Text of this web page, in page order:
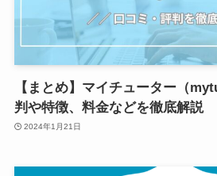
【まとめ】マイチューター（
判や特徴、料金などを徹底解説
2024年1月21日